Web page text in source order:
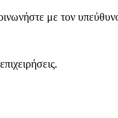
με τον